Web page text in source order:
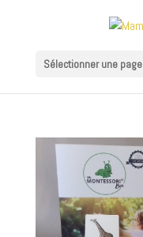
Sélectionner une page